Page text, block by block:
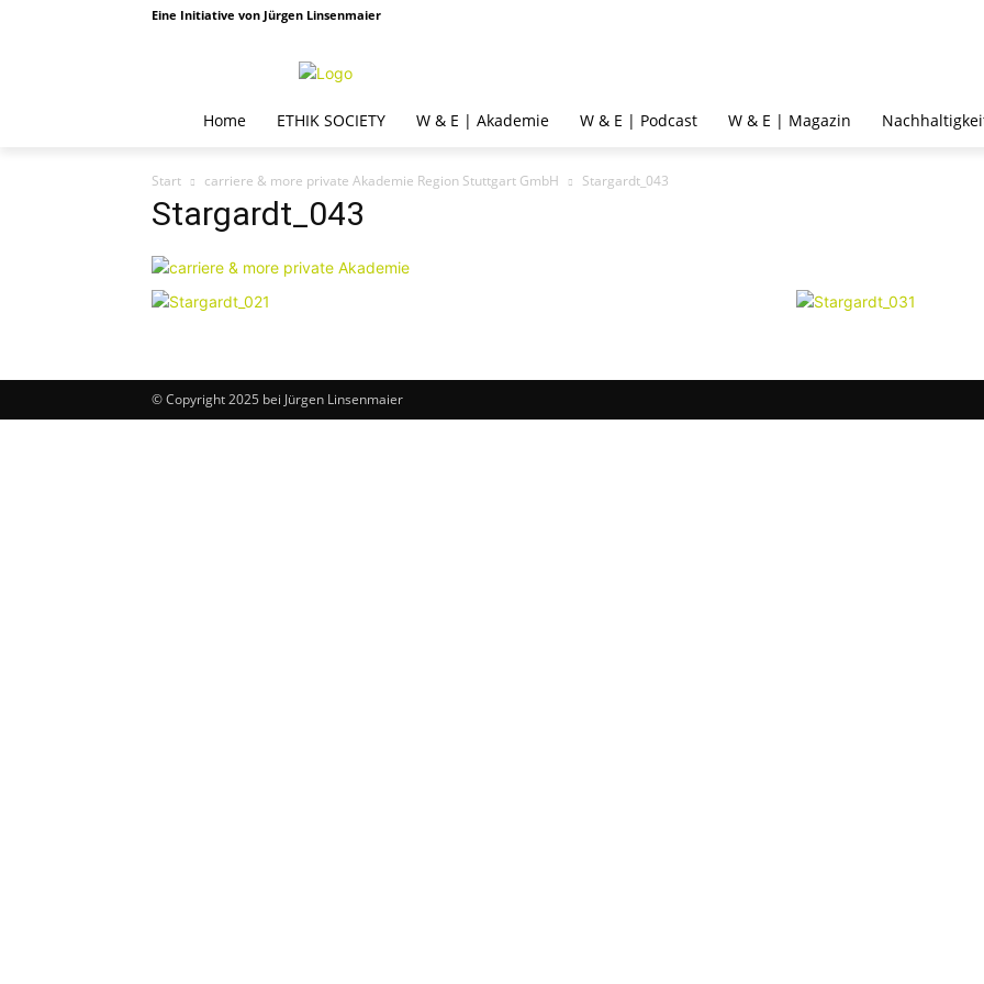
Eine Initiative von Jürgen Linsenmaier
Home ETHIK SOCIETY W & E | Akademie W & E | Podcast W & E | Magazin
Start carriere & more private Akademie Region Stuttgart GmbH Stargardt_043
Stargardt_043
© Copyright 2025 bei Jürgen Linsenmaier